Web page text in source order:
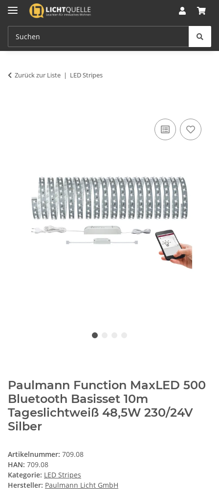
Zurück zur Liste LED Stripes
Paulmann Function MaxLED 500
Bluetooth Basisset 10m
Tageslichtweiß 48,5W 230/24V
Silber
Artikelnummer: 709.08
HAN: 709.08
Kategorie: LED Stripes
Hersteller: Paulmann Licht GmbH